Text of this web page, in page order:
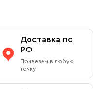
Доставка по
РФ
Привезем в любую
точку